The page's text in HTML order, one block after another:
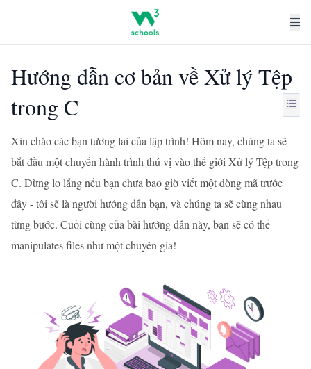
Hướng dẫn cơ bản về Xử lý Tệp
trong C
Xin chào các bạn tương lai của lập trình! Hôm nay, chúng ta sẽ
bắt đầu một chuyến hành trình thú vị vào thế giới Xử lý Tệp trong
C. Đừng lo lắng nếu bạn chưa bao giờ viết một dòng mã trước
đây - tôi sẽ là người hướng dẫn bạn, và chúng ta sẽ cùng nhau
từng bước. Cuối cùng của bài hướng dẫn này, bạn sẽ có thể
manipulates files như một chuyên gia!